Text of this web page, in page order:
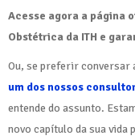
Acesse agora a página
Obstétrica da ITH e
Ou, se preferir conversar
um dos nossos
entende do assunto.
novo capítulo da sua vida